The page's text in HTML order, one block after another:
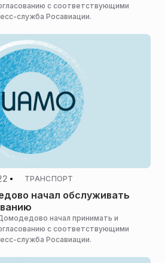
с соответствующими
служба Росавиации.
ТРАНСПОРТ
начал обслуживать
начал принимать и
с соответствующими
служба Росавиации.